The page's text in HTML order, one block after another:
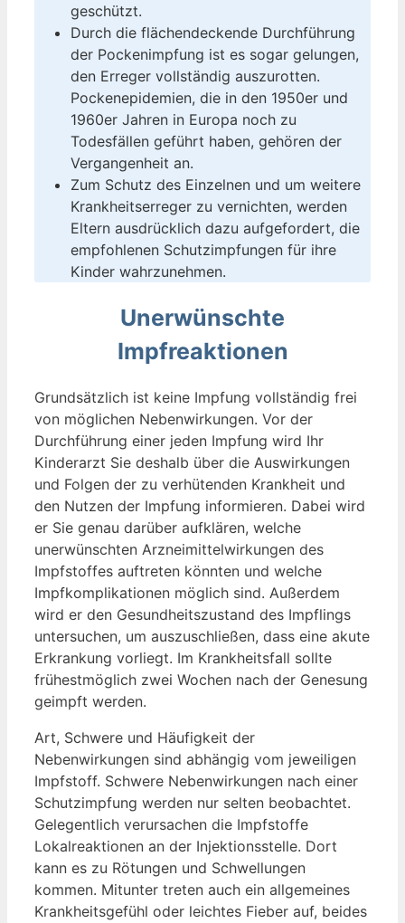
geschützt.
Durch die flächendeckende Durchführung
der Pockenimpfung ist es sogar gelungen,
den Erreger vollständig auszurotten.
Pockenepidemien, die in den 1950er und
1960er Jahren in Europa noch zu
Todesfällen geführt haben, gehören der
Vergangenheit an.
Zum Schutz des Einzelnen und um weitere
Krankheitserreger zu vernichten, werden
Eltern ausdrücklich dazu aufgefordert, die
empfohlenen Schutzimpfungen für ihre
Kinder wahrzunehmen.
Unerwünschte
Impfreaktionen
Grundsätzlich ist keine Impfung vollständig frei
von möglichen Nebenwirkungen. Vor der
Durchführung einer jeden Impfung wird Ihr
Kinderarzt Sie deshalb über die Auswirkungen
und Folgen der zu verhütenden Krankheit und
den Nutzen der Impfung informieren. Dabei wird
er Sie genau darüber aufklären, welche
unerwünschten Arzneimittelwirkungen des
Impfstoffes auftreten könnten und welche
Impfkomplikationen möglich sind. Außerdem
wird er den Gesundheitszustand des Impflings
untersuchen, um auszuschließen, dass eine akute
Erkrankung vorliegt. Im Krankheitsfall sollte
frühestmöglich zwei Wochen nach der Genesung
geimpft werden.
Art, Schwere und Häufigkeit der
Nebenwirkungen sind abhängig vom jeweiligen
Impfstoff. Schwere Nebenwirkungen nach einer
Schutzimpfung werden nur selten beobachtet.
Gelegentlich verursachen die Impfstoffe
Lokalreaktionen an der Injektionsstelle. Dort
kann es zu Rötungen und Schwellungen
kommen. Mitunter treten auch ein allgemeines
Krankheitsgefühl oder leichtes Fieber auf, beides